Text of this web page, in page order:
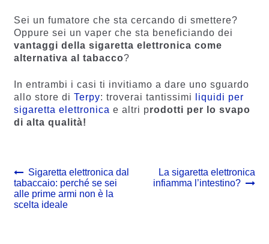
Sei un fumatore che sta cercando di smettere?
Oppure sei un vaper che sta beneficiando dei
vantaggi della sigaretta elettronica come
alternativa al tabacco?
In entrambi i casi ti invitiamo a dare uno sguardo
allo store di Terpy: troverai tantissimi
liquidi per
sigaretta elettronica e altri prodotti per lo svapo
di alta qualità!
Navigazione
articoli
Previous
post:
Sigaretta elettronica dal
tabaccaio: perché se sei
alle prime armi non è la
scelta ideale
Next
post:
La sigaretta elettronica
infiamma l’intestino?